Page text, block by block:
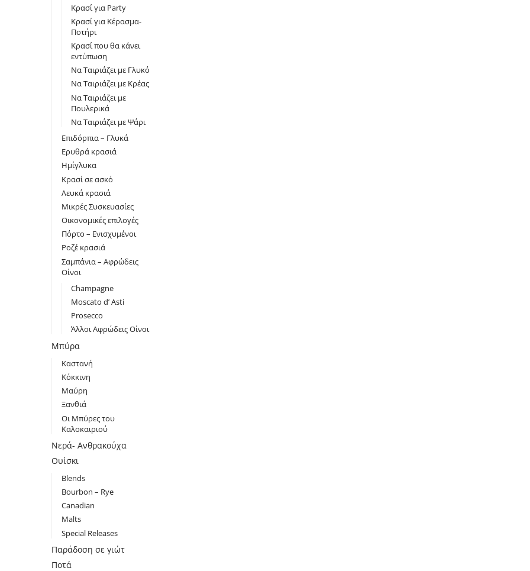
Κρασί για Party
Κρασί για Κέρασμα-
Ποτήρι
Κρασί που θα κάνει
εντύπωση
Να Ταιριάζει με Γλυκό
Να Ταιριάζει με Κρέας
Να Ταιριάζει με
Πουλερικά
Να Ταιριάζει με Ψάρι
Επιδόρπια – Γλυκά
Ερυθρά κρασιά
Ημίγλυκα
Κρασί σε ασκό
Λευκά κρασιά
Μικρές Συσκευασίες
Οικονομικές επιλογές
Πόρτο – Ενισχυμένοι
Ροζέ κρασιά
Σαμπάνια – Αφρώδεις
Οίνοι
Champagne
Moscato d’ Asti
Prosecco
Άλλοι Αφρώδεις Οίνοι
Μπύρα
Καστανή
Κόκκινη
Μαύρη
Ξανθιά
Οι Μπύρες του
Καλοκαιριού
Νερά- Ανθρακούχα
Ουίσκι
Blends
Bourbon – Rye
Canadian
Malts
Special Releases
Παράδοση σε γιώτ
Ποτά